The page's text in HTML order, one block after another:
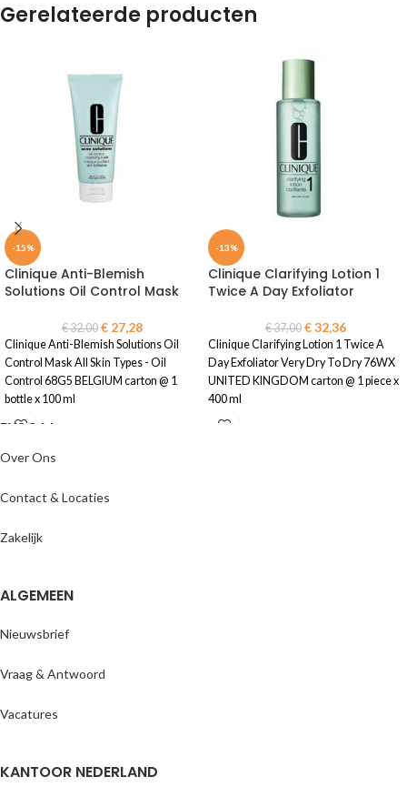
Gerelateerde producten
-15%
Clinique Anti-Blemish
Solutions Oil Control Mask
€32,00 €27,28
Clinique Anti-Blemish Solutions Oil
Control Mask All Skin Types - Oil
Control 68G5 BELGIUM carton @ 1
bottle x 100 ml
-13%
Clinique Clarifying Lotion 1
Twice A Day Exfoliator
€37,00 €32,36
Clinique Clarifying Lotion 1 Twice A
Day Exfoliator Very Dry To Dry 76WX
UNITED KINGDOM carton @ 1 piece x
400 ml
ENJOYY
Over Ons
Contact & Locaties
Zakelijk
ALGEMEEN
Nieuwsbrief
Vraag & Antwoord
Vacatures
KANTOOR NEDERLAND